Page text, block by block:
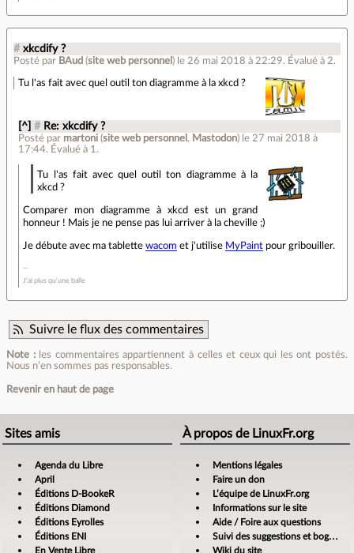
# xkcdify ?
Posté par BAud (site web personnel ) le 26 mai 2018 à 22:29. Évalué à 2.
Tu l'as fait avec quel outil ton diagramme à la xkcd ?
[^] # Re: xkcdify ?
Posté par martoni (site web personnel , Mastodon) le 27 mai 2018 à
17:44. Évalué à 1 .
Tu l'as fait avec quel outil ton diagramme à la
xkcd ?
Comparer mon diagramme à xkcd est un grand
honneur ! Mais je ne pense pas lui arriver à la cheville ;)
Je débute avec ma tablettewacom et j'utilise MyPaint pour gribouiller.
J'ai plus qu'une balle
Suivre le flux des commentaires
Note :les commentaires appartiennent à celles et ceux qui les ont postés.
Nous n’en sommes pas responsables.
Revenir en haut de page
Sites amis
Agenda du Libre
April
Éditions D-BookeR
Éditions Diamond
Éditions Eyrolles
Éditions ENI
En Vente Libre
À propos de LinuxFr.org
Mentions légales
Faire un don
L’équipe de LinuxFr.org
Informations sur le site
Aide / Foire aux questions
Suivi des suggestions et bogues
Wiki du site